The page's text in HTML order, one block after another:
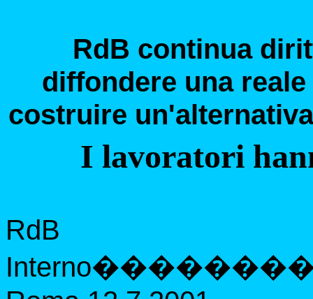
RdB continua
diffondere una
costruire
I lavoratori
RdB
Interno